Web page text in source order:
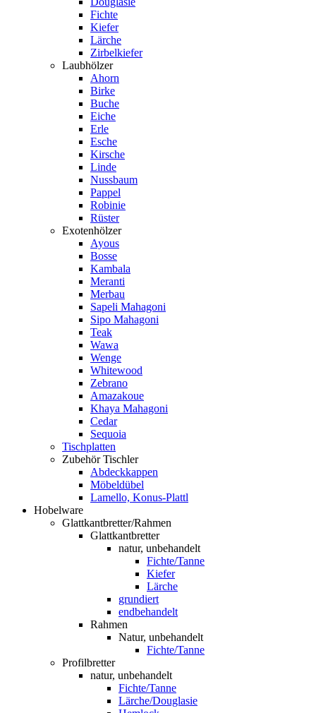
Fichte
Kiefer
Lärche
Zirbelkiefer
Laubhölzer
Ahorn
Birke
Buche
Eiche
Erle
Esche
Kirsche
Linde
Nussbaum
Pappel
Robinie
Rüster
Exotenhölzer
Ayous
Bosse
Kambala
Meranti
Merbau
Sapeli Mahagoni
Sipo Mahagoni
Teak
Wawa
Wenge
Whitewood
Zebrano
Amazakoue
Khaya Mahagoni
Cedar
Sequoia
Tischplatten
Zubehör Tischler
Abdeckkappen
Möbeldübel
Lamello, Konus-Plattl
Hobelware
Glattkantbretter/Rahmen
Glattkantbretter
natur, unbehandelt
Fichte/Tanne
Kiefer
Lärche
grundiert
endbehandelt
Rahmen
Natur, unbehandelt
Fichte/Tanne
Profilbretter
natur, unbehandelt
Fichte/Tanne
Lärche/Douglasie